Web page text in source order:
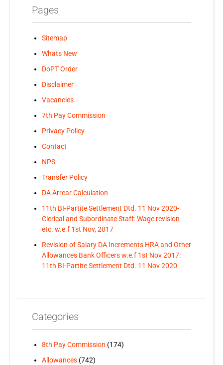
Pages
Sitemap
Whats New
DoPT Order
Disclaimer
Vacancies
7th Pay Commission
Privacy Policy
Contact
NPS
Transfer Policy
DA Arrear Calculation
11th BI-Partite Settlement Dtd. 11 Nov 2020-
Clerical and Subordinate Staff: Wage revision
etc. w.e.f 1st Nov, 2017
Revision of Salary DA Increments HRA and Other
Allowances Bank Officers w.e.f 1st Nov 2017:
11th BI-Partite Settlement Dtd. 11 Nov 2020
Categories
8th Pay Commission (174)
Allowances(742)